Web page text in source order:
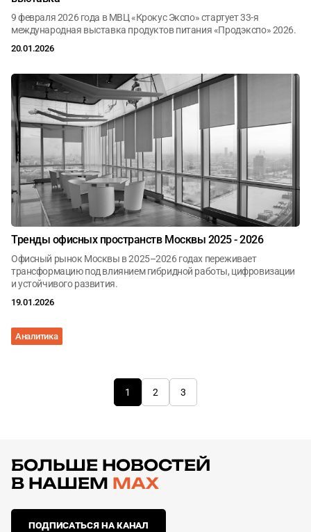
9 февраля 2026 года в МВЦ «Крокус Экспо» стартует 33-я
международная выставка продуктов питания «Продэкспо» 2026.
20.01.2026
Тренды офисных пространств Москвы 2025 - 2026
Офисный рынок Москвы в 2025–2026 годах переживает
трансформацию под влиянием гибридной работы, цифровизации
и устойчивого развития.
19.01.2026
Аналитика
1 2 3
БОЛЬШЕ НОВОСТЕЙ
В НАШЕМ MAX
ПОДПИСАТЬСЯ НА КАНАЛ